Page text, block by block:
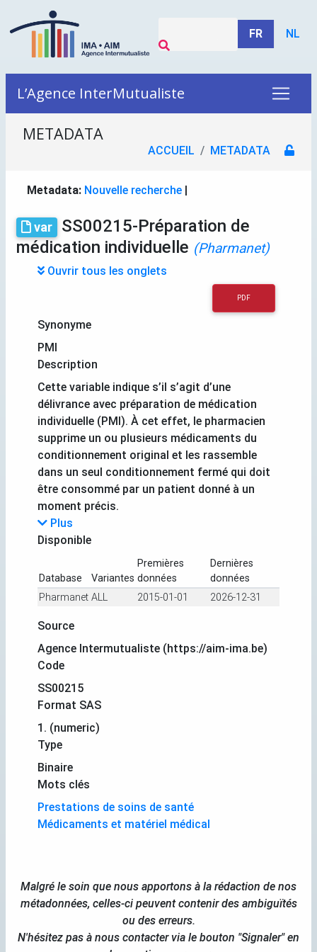
FR NL
L’Agence InterMutualiste
METADATA
ACCUEIL METADATA
Metadata: Nouvelle recherche |
var
SS00215-Préparation de
médication individuelle (Pharmanet)
Ouvrir tous les onglets
PDF
Synonyme
PMI
Description
Cette variable indique s’il s’agit d’une
délivrance avec préparation de médication
individuelle (PMI). À cet effet, le pharmacien
supprime un ou plusieurs médicaments du
conditionnement original et les rassemble
dans un seul conditionnement fermé qui doit
être consommé par un patient donné à un
moment précis.
Plus
Disponible
Database Variantes
Premières
données
Dernières
données
Pharmanet ALL 2015-01-01 2026-12-31
Source
Agence Intermutualiste (https://aim-ima.be)
Code
SS00215
Format SAS
1. (numeric)
Type
Binaire
Mots clés
Prestations de soins de santé
Médicaments et matériel médical
Malgré le soin que nous apportons à la rédaction de nos
métadonnées, celles-ci peuvent contenir des ambiguïtés
ou des erreurs.
N'hésitez pas à nous contacter via le bouton "Signaler" en